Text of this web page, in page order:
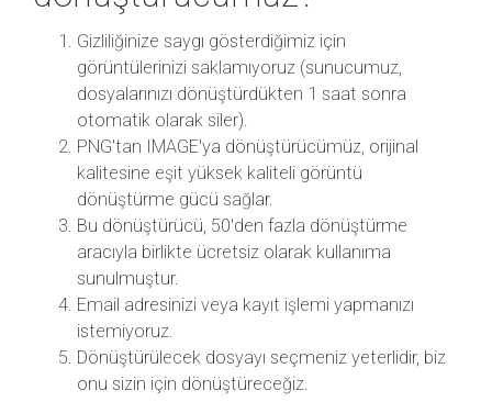
Gizliliğinize saygı gösterdiğimiz için
görüntülerinizi saklamıyoruz (sunucumuz,
dosyalarınızı dönüştürdükten 1 saat sonra
otomatik olarak siler).
PNG'tan IMAGE'ya dönüştürücümüz, orijinal
kalitesine eşit yüksek kaliteli görüntü
dönüştürme gücü sağlar.
Bu dönüştürücü, 50'den fazla dönüştürme
aracıyla birlikte ücretsiz olarak kullanıma
sunulmuştur.
Email adresinizi veya kayıt işlemi yapmanızı
istemiyoruz.
Dönüştürülecek dosyayı seçmeniz yeterlidir, biz
onu sizin için dönüştüreceğiz.